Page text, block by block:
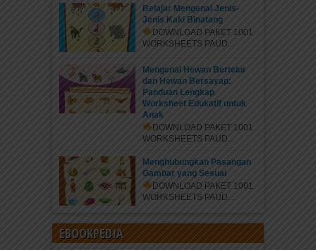
Belajar Mengenal Jenis-
Jenis Kaki Binatang
DOWNLOAD PAKET 1001
WORKSHEETS PAUD...
Mengenal Hewan Bertelur
dan Hewan Bersayap:
Panduan Lengkap
Worksheet Edukatif untuk
Anak
DOWNLOAD PAKET 1001
WORKSHEETS PAUD...
Menghubungkan Pasangan
Gambar yang Sesuai
DOWNLOAD PAKET 1001
WORKSHEETS PAUD...
EBOOKPEDIA